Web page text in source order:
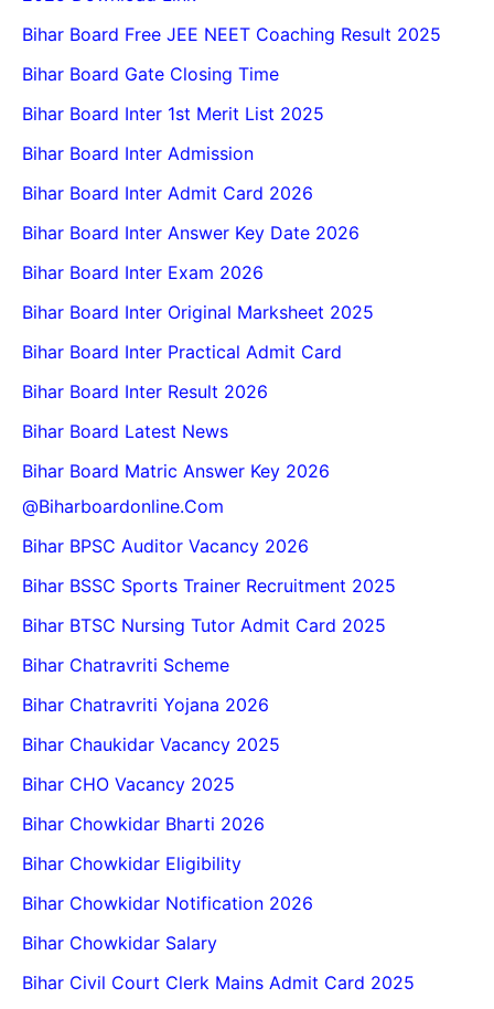
Bihar Board Free JEE NEET Coaching Result 2025
Bihar Board Gate Closing Time
Bihar Board Inter 1st Merit List 2025
Bihar Board Inter Admission
Bihar Board Inter Admit Card 2026
Bihar Board Inter Answer Key Date 2026
Bihar Board Inter Exam 2026
Bihar Board Inter Original Marksheet 2025
Bihar Board Inter Practical Admit Card
Bihar Board Inter Result 2026
Bihar Board Latest News
Bihar Board Matric Answer Key 2026
@biharboardonline.com
Bihar BPSC Auditor Vacancy 2026
Bihar BSSC Sports Trainer Recruitment 2025
Bihar BTSC Nursing Tutor Admit Card 2025
Bihar Chatravriti Scheme
Bihar Chatravriti Yojana 2026
Bihar Chaukidar Vacancy 2025
Bihar CHO Vacancy 2025
Bihar Chowkidar Bharti 2026
Bihar Chowkidar Eligibility
Bihar Chowkidar Notification 2026
Bihar Chowkidar Salary
Bihar Civil Court Clerk Mains Admit Card 2025